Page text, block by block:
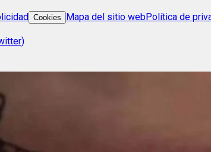
Cookies Mapa del sitio webPolítica de